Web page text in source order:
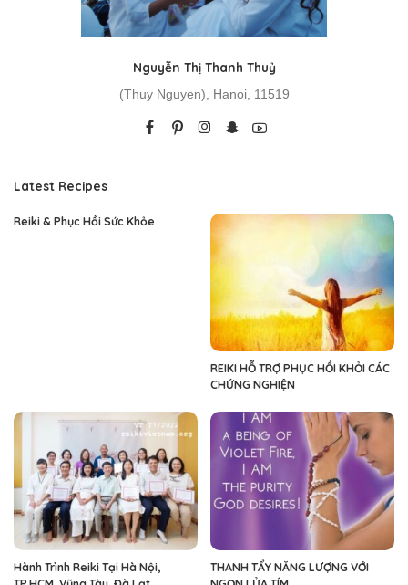
Nguyễn Thị Thanh Thuỷ
(Thuy Nguyen), Hanoi, 11519
Latest Recipes
Reiki & Phục Hồi Sức Khỏe
REIKI HỖ TRỢ PHỤC HỒI KHỎI CÁC
CHỨNG NGHIỆN
Hành Trình Reiki Tại Hà Nội,
THANH TẨY NĂNG LƯỢNG VỚI